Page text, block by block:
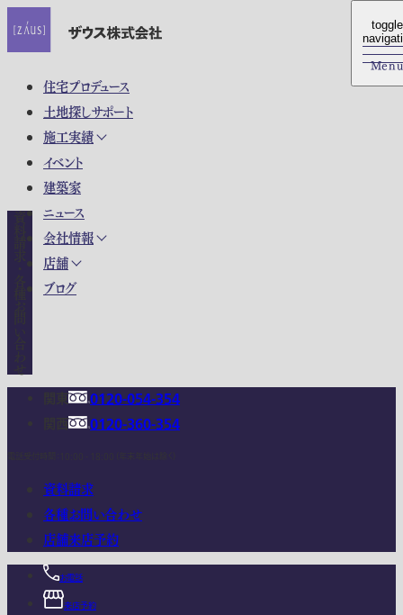
住宅プロデュース
土地探しサポート
施工実績
イベント
建築家
ニュース
会社情報
店舗
ブログ
toggle
Menu
toggle
Menu
0120-054-354
0120-360-354
資料請求
各種お問い合わせ
店舗来店予約
お電話
来店予約